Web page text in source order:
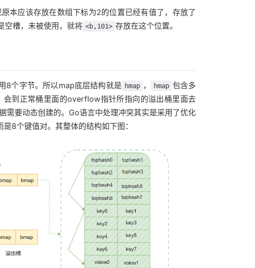
本应该存放在数组下标为2的位置已经有值了，存放了
空槽，未被使用，就将 <b,101> 存放在这个位置。
8个字节。所以map底层结构就是 hmap ， hmap 包含多
会到正常桶里面的overflow指针所指向的溢出桶里面去
需要动态创建的。Go语言中处理冲突其实是采用了优化
8个键值对。其整体的结构如下图：